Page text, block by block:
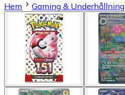
Hem
Gaming & Underhållning